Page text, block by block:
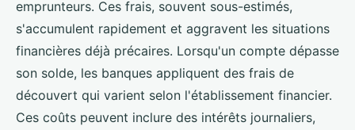
emprunteurs. Ces frais, souvent sous-estimés,
s'accumulent rapidement et aggravent les situations
financières déjà précaires. Lorsqu'un compte dépasse
son solde, les banques appliquent des frais de
découvert qui varient selon l'établissement financier.
Ces coûts peuvent inclure des intérêts journaliers,